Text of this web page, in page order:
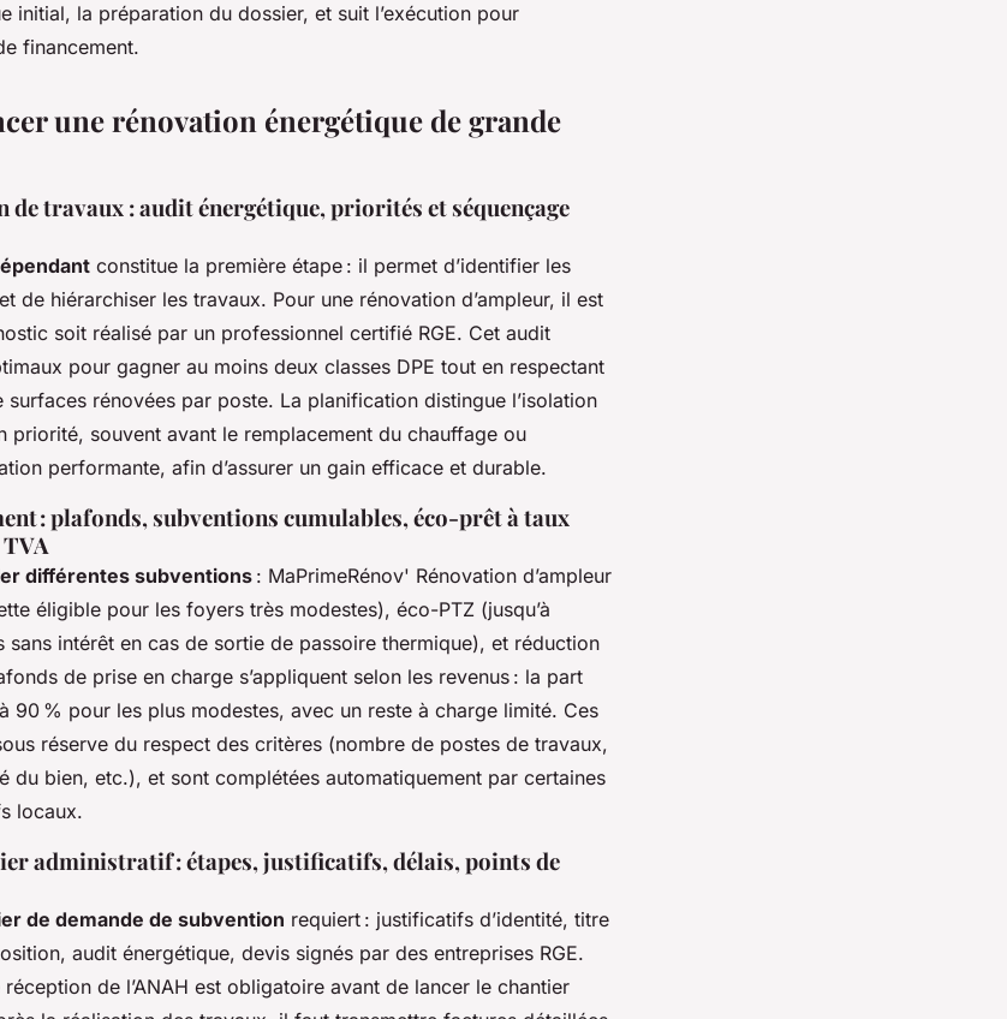
initial, la préparation du dossier, et suit l’exécution pour
financement.
une rénovation énergétique de grande
de travaux : audit énergétique, priorités et séquençage
constitue la première étape : il permet d’identifier les
de hiérarchiser les travaux. Pour une rénovation d’ampleur, il est
soit réalisé par un professionnel certifié RGE. Cet audit
pour gagner au moins deux classes DPE tout en respectant
surfaces rénovées par poste. La planification distingue l’isolation
priorité, souvent avant le remplacement du chauffage ou
performante, afin d’assurer un gain efficace et durable.
: plafonds, subventions cumulables, éco-prêt à taux
différentes subventions: MaPrimeRénov' Rénovation d’ampleur
éligible pour les foyers très modestes), éco-PTZ (jusqu’à
sans intérêt en cas de sortie de passoire thermique), et réduction
de prise en charge s’appliquent selon les revenus : la part
90 % pour les plus modestes, avec un reste à charge limité. Ces
réserve du respect des critères (nombre de postes de travaux,
du bien, etc.), et sont complétées automatiquement par certaines
locaux.
administratif : étapes, justificatifs, délais, points de
de demande de subvention requiert : justificatifs d’identité, titre
audit énergétique, devis signés par des entreprises RGE.
réception de l’ANAH est obligatoire avant de lancer le chantier